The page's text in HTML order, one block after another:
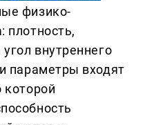
физико-
плотность,
внутреннего
параметры входят
которой